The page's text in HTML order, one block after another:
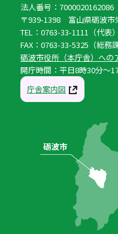
法人番号：7000020162086
〒939-1398 富山県砺波市
TEL：0763-33-1111（代表）
FAX：0763-33-5325（総務課
砺波市役所（本庁舎）への
開庁時間：平日8時30分〜
庁舎案内図